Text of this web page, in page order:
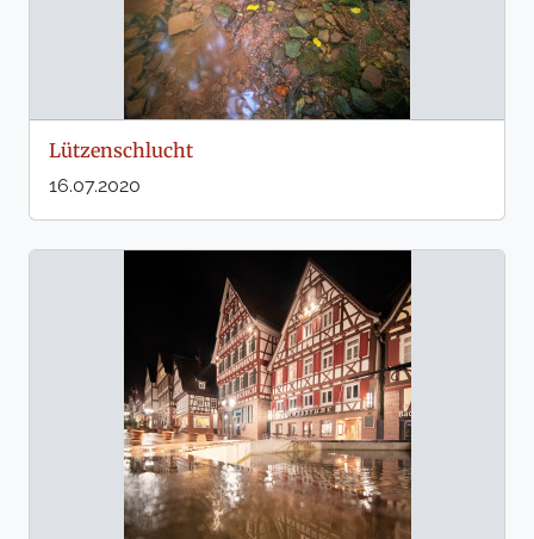
Lützenschlucht
16.07.2020